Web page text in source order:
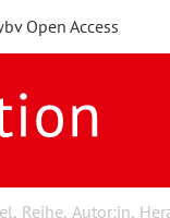
Open Access